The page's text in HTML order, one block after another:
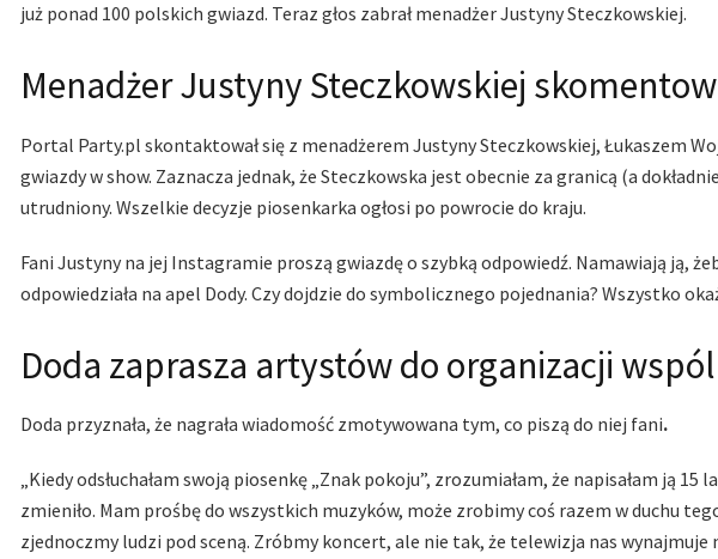
już ponad 100 polskich gwiazd. Teraz głos zabrał menadżer Justyny Steczkowskiej.
Menadżer Justyny Steczkowskiej
Portal Party.pl skontaktował się z menadżerem Justyny Steczkowskiej, Łukaszem
gwiazdy w show. Zaznacza jednak, że Steczkowska jest obecnie za granicą (a
utrudniony. Wszelkie decyzje piosenkarka ogłosi po powrocie do kraju.
Fani Justyny na jej Instagramie proszą gwiazdę o szybką odpowiedź. Namawiają ją,
odpowiedziała na apel Dody. Czy dojdzie do symbolicznego pojednania? Wszystko
Doda zaprasza artystów do organizacji
Doda przyznała, że nagrała wiadomość zmotywowana tym, co piszą do niej fani.
„Kiedy odsłuchałam swoją piosenkę „Znak pokoju”, zrozumiałam, że napisałam ją
zmieniło. Mam prośbę do wszystkich muzyków, może zrobimy coś razem w duchu
zjednoczmy ludzi pod sceną. Zróbmy koncert, ale nie tak, że telewizja nas wynajmuje